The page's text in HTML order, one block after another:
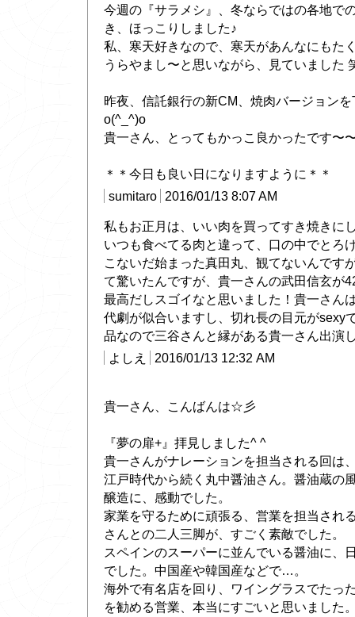
今週の『サラメシ』、冬ならではの各地で
き、ほっこりしました♪
私、寒天好きなので、寒天があんなにもた
うらやまし〜と思いながら、見ていました
昨夜、信託銀行の新CM、焼肉バージョン
o(^_^)o
貴一さん、とってもかっこ良かったです〜
＊＊今日も良い日になりますように＊＊
sumitaro
2016/01/13 8:07 AM
私もお正月は、いい肉を買ってすき焼きに
いつも食べてる肉と違って、口の中でとろ
こないだ始まった真田丸、観てないんです
て驚いたんですが、貴一さんの武田信玄が
最高だしスゴイなと思いました！貴一さん
代劇が似合いますし、切れ長の目元がsexy
品なので三谷さんと縁がある貴一さん出演
よしえ
2016/01/13 12:32 AM
貴一さん、こんばんは☆彡
『夢の扉+』拝見しました^ ^
貴一さんがナレーションを担当される回は
江戸時代から続く丸中醤油さん。醤油蔵の
醸造に、感動でした。
家業を守るために頑張る、営業を担当され
さんとの二人三脚が、すごく素敵でした。
スペインのスーパーに並んでいる醤油に、
でした。中国産や韓国産などで…。
海外で有名店を回り、ワイングラスでたっ
を勧める営業、本当にすごいと思いました